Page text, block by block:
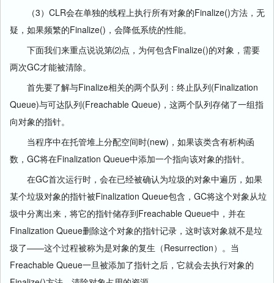
（3）CLR会在单独的线程上执行所有对象的Finalize()方法，无
疑，如果频繁的Finalize()，会降低系统的性能。
下面我们来重点说说第⑵点，为何包含Finalize()的对象，需要
两次GC才能被清除。
首先要了解与Finalize相关的两个队列：终止队列(Finalization
Queue)与可达队列(Freachable Queue)，这两个队列存储了一组指
向对象的指针。
当程序中在托管堆上分配空间时(new)，如果该类含有析构函
数，GC将在Finalization Queue中添加一个指向该对象的指针。
在GC首次运行时，会在已经被确认为垃圾的对象中遍历，如果
某个垃圾对象的指针被Finalization Queue包含，GC将这个对象从垃
圾中分离出来，将它的指针储存到Freachable Queue中，并在
Finalization Queue删除这个对象的指针记录，这时该对象就不是垃
圾了——这个过程被称为是对象的复生（Resurrection）。当
Freachable Queue一旦被添加了指针之后，它就会去执行对象的